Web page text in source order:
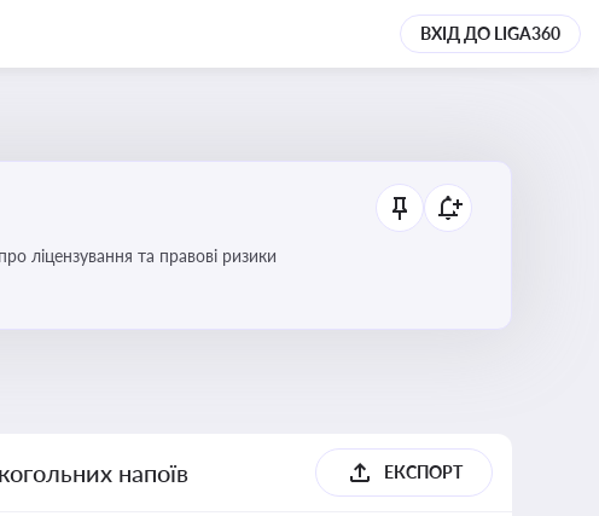
ВХІД ДО LIGA360
ліцензування та правові ризики
напоїв ЕКСПОРТ